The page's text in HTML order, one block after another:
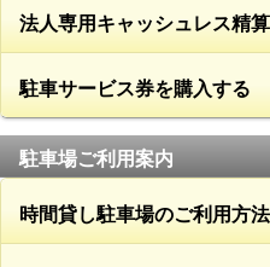
法人専用キャッシュレス精算
駐車サービス券を購入する
駐車場ご利用案内
時間貸し駐車場のご利用方法